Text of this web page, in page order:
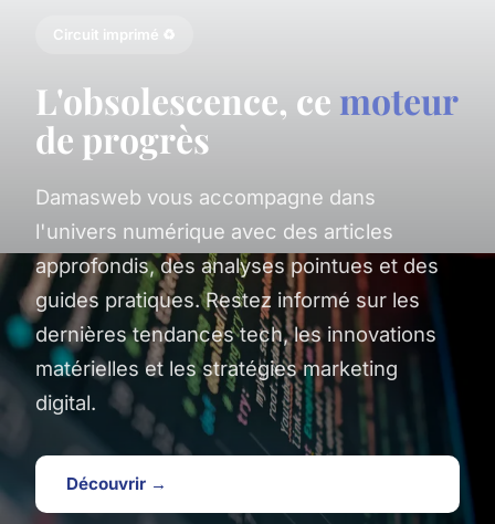
Circuit imprimé ♻️
L'obsolescence, ce moteur
de progrès
Damasweb vous accompagne dans
l'univers numérique avec des articles
approfondis, des analyses pointues et des
guides pratiques. Restez informé sur les
dernières tendances tech, les innovations
matérielles et les stratégies marketing
digital.
Découvrir →